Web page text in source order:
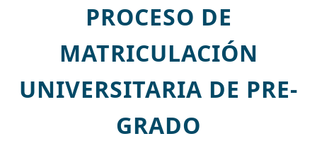
PROCESO DE
MATRICULACIÓN
UNIVERSITARIA DE PRE-
GRADO